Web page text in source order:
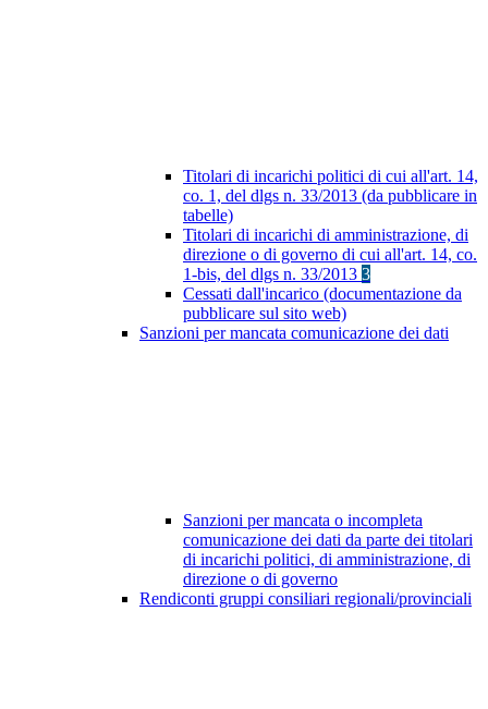
Titolari di incarichi politici di cui all'art. 14,
co. 1, del dlgs n. 33/2013 (da pubblicare in
tabelle)
Titolari di incarichi di amministrazione, di
direzione o di governo di cui all'art. 14, co.
1-bis, del dlgs n. 33/2013 3
Cessati dall'incarico (documentazione da
pubblicare sul sito web)
Sanzioni per mancata comunicazione dei dati
Sanzioni per mancata o incompleta
comunicazione dei dati da parte dei titolari
di incarichi politici, di amministrazione, di
direzione o di governo
Rendiconti gruppi consiliari regionali/provinciali